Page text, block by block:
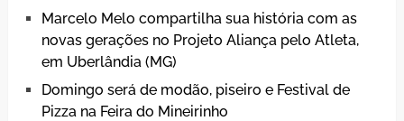
Marcelo Melo compartilha sua história com as
novas gerações no Projeto Aliança pelo Atleta,
em Uberlândia (MG)
Domingo será de modão, piseiro e Festival de
Pizza na Feira do Mineirinho